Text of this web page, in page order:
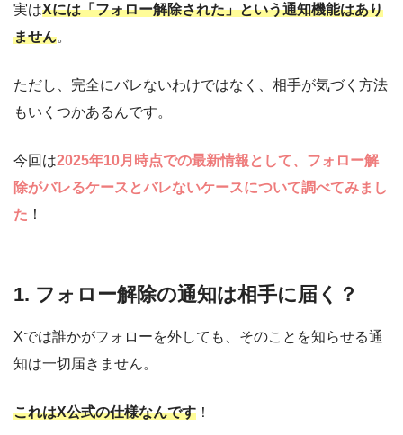
実はXには「フォロー解除された」という通知機能はあり
ません。
ただし、完全にバレないわけではなく、相手が気づく方法
もいくつかあるんです。
今回は2025年10月時点での最新情報として、フォロー解
除がバレるケースとバレないケースについて調べてみまし
た ！
1. フォロー解除の通知は相手に届く？
Xでは誰かがフォローを外しても、そのことを知らせる通
知は一切届きません。
これはX公式の仕様なんです ！